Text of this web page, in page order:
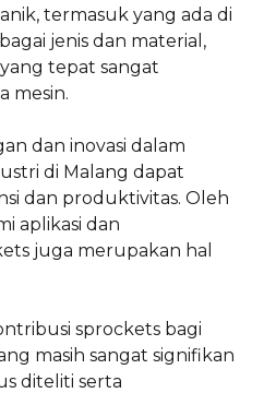
termasuk yang ada di
jenis dan material,
tepat sangat
mesin.
dan inovasi dalam
di Malang dapat
dan produktivitas. Oleh
aplikasi dan
juga merupakan hal
sprockets bagi
masih sangat signifikan
diteliti serta